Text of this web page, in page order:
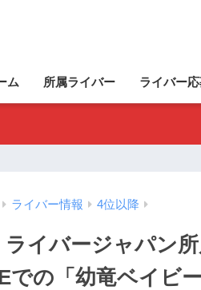
ム 所属ライバー ライバー
ライバー情報 4位以降
ライバージャパン
での「幼竜ベイビ